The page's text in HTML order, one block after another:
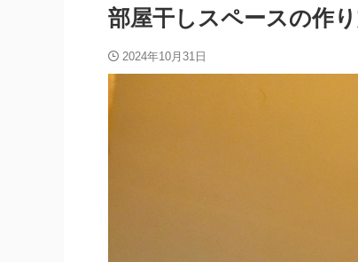
部屋干しスペースの作
2024年10月31日